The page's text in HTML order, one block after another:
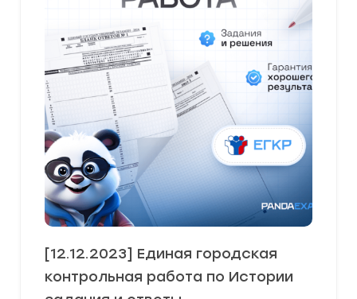
[12.12.2023] Единая городская
контрольная работа по Истории